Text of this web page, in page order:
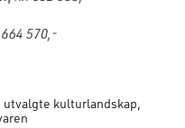
kulturlandskap,